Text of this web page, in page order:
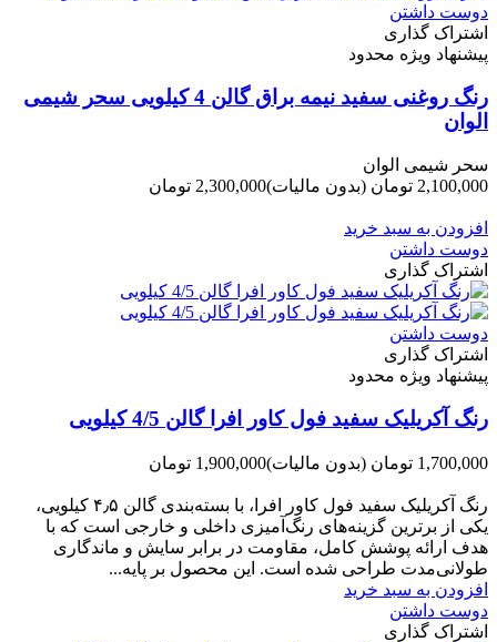
دوست داشتن
اشتراک گذاری
پیشنهاد ویژه محدود
رنگ روغنی سفید نیمه براق گالن 4 کیلویی سحر شیمی
الوان
سحر شیمی الوان
2,100,000 تومان
(بدون مالیات)2,300,000 تومان
افزودن به سبد خرید
دوست داشتن
اشتراک گذاری
دوست داشتن
اشتراک گذاری
پیشنهاد ویژه محدود
رنگ آکریلیک سفید فول کاور افرا گالن 4/5 کیلویی
1,700,000 تومان (بدون مالیات)1,900,000 تومان
رنگ آکریلیک سفید فول کاور افرا، با بسته‌بندی گالن ۴٫۵ کیلویی،
یکی از برترین گزینه‌های رنگ‌آمیزی داخلی و خارجی است که با
هدف ارائه پوشش کامل، مقاومت در برابر سایش و ماندگاری
طولانی‌مدت طراحی شده است. این محصول بر پایه...
افزودن به سبد خرید
دوست داشتن
اشتراک گذاری